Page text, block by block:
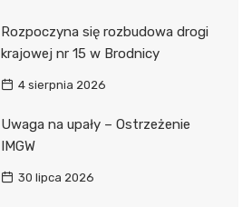
Rozpoczyna się rozbudowa drogi
krajowej nr 15 w Brodnicy
4 sierpnia 2026
Uwaga na upały – Ostrzeżenie
IMGW
30 lipca 2026